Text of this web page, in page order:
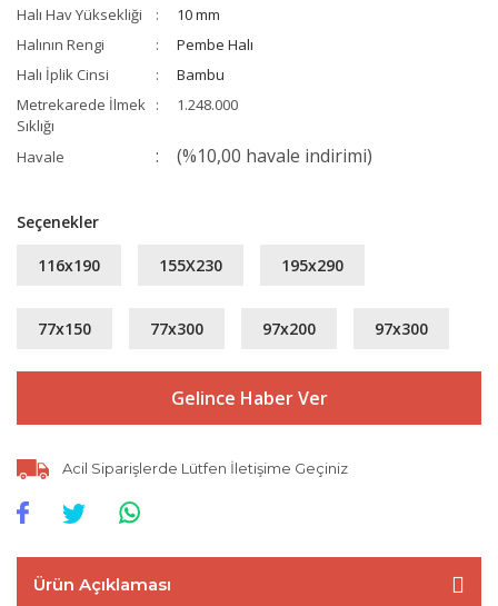
Halı Hav Yüksekliği
10 mm
Halının Rengi
Pembe Halı
Halı İplik Cinsi
Bambu
Metrekarede İlmek
Sıklığı
1.248.000
Havale (%10,00 havale indirimi)
Seçenekler
116x190 155X230 195x290
77x150 77x300 97x200 97x300
Gelince Haber Ver
Acil Siparişlerde Lütfen İletişime Geçiniz
Ürün Açıklaması